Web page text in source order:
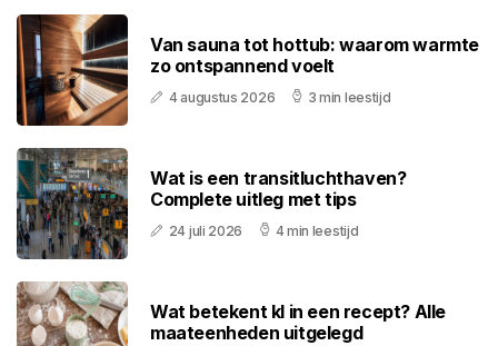
Van sauna tot hottub: waarom warmte
zo ontspannend voelt
4 augustus 2026 3 min leestijd
Wat is een transitluchthaven?
Complete uitleg met tips
24 juli 2026 4 min leestijd
Wat betekent kl in een recept? Alle
maateenheden uitgelegd